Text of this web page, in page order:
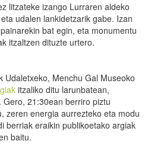
litzateke izango Lurraren aldeko
udalen lankidetzarik gabe. Izan
bat egin, eta monumentu
itzaltzen dituzte urtero.
Udaletxeko, Menchu Gal Museoko
itzaliko ditu larunbatean,
21:30ean berriro piztu
zeren energia aurrezteko eta modu
berriak eraikin publikoetako argiak
baitu.